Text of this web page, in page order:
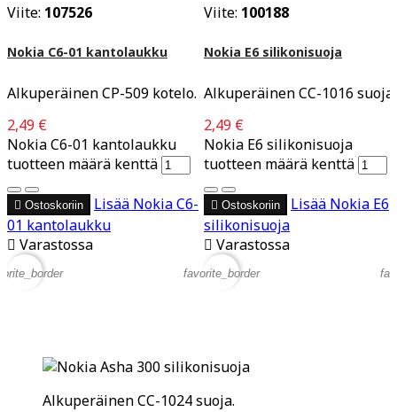
Viite: 107526
Nokia C6-01 kantolaukku
Alkuperäinen CP-509 kotelo.
2,49 €
Nokia C6-01 kantolaukku
tuotteen määrä kenttä
 Ostoskoriin Lisää Nokia C6-
01 kantolaukku
 Varastossa
Viite: 100188
Nokia E6 silikonisuoja
Alkuperäinen CC-1016 suoja.
2,49 €
Nokia E6 silikonisuoja
tuotteen määrä kenttä
 Ostoskoriin Lisää Nokia E6
silikonisuoja
 Varastossa
favorite_border
Alkuperäinen CC-1024 suoja.